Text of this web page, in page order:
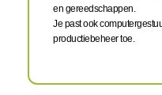
en gereedschappen.
Je past ook
productiebeheer toe.